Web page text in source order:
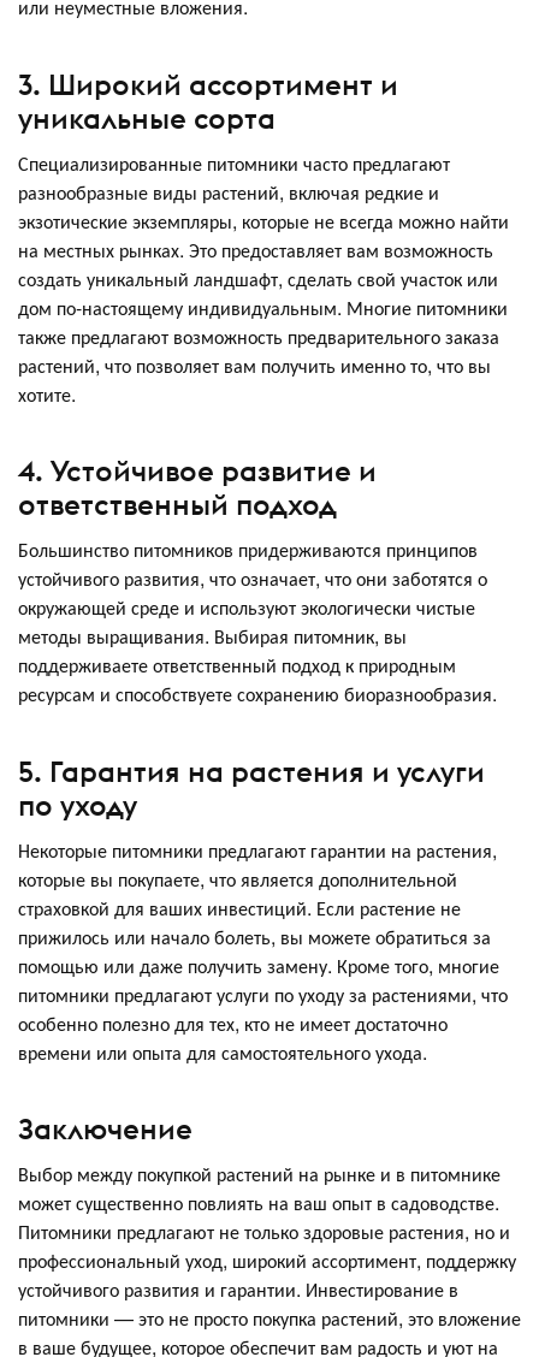
или неуместные вложения.
3. Широкий ассортимент и
уникальные сорта
Специализированные питомники часто предлагают
разнообразные виды растений, включая редкие и
экзотические экземпляры, которые не всегда можно найти
на местных рынках. Это предоставляет вам возможность
создать уникальный ландшафт, сделать свой участок или
дом по-настоящему индивидуальным. Многие питомники
также предлагают возможность предварительного заказа
растений, что позволяет вам получить именно то, что вы
хотите.
4. Устойчивое развитие и
ответственный подход
Большинство питомников придерживаются принципов
устойчивого развития, что означает, что они заботятся о
окружающей среде и используют экологически чистые
методы выращивания. Выбирая питомник, вы
поддерживаете ответственный подход к природным
ресурсам и способствуете сохранению биоразнообразия.
5. Гарантия на растения и услуги
по уходу
Некоторые питомники предлагают гарантии на растения,
которые вы покупаете, что является дополнительной
страховкой для ваших инвестиций. Если растение не
прижилось или начало болеть, вы можете обратиться за
помощью или даже получить замену. Кроме того, многие
питомники предлагают услуги по уходу за растениями, что
особенно полезно для тех, кто не имеет достаточно
времени или опыта для самостоятельного ухода.
Заключение
Выбор между покупкой растений на рынке и в питомнике
может существенно повлиять на ваш опыт в садоводстве.
Питомники предлагают не только здоровые растения, но и
профессиональный уход, широкий ассортимент, поддержку
устойчивого развития и гарантии. Инвестирование в
питомники — это не просто покупка растений, это вложение
в ваше будущее, которое обеспечит вам радость и уют на